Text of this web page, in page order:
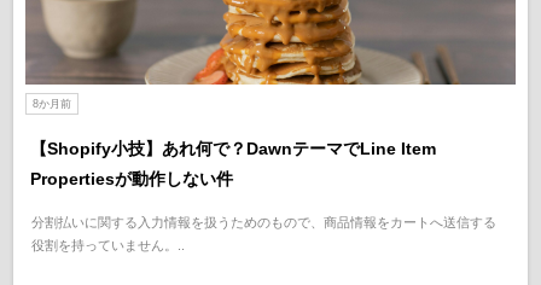
8か月前
【Shopify小技】あれ何で？DawnテーマでLine Item
Propertiesが動作しない件
分割払いに関する入力情報を扱うためのもので、商品情報をカートへ送信する
役割を持っていません。..